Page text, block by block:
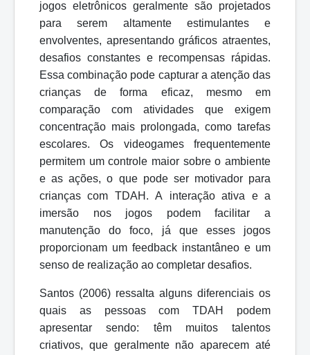
jogos eletrônicos geralmente são projetados
para
serem
altamente estimulantes e
envolventes, apresentando gráficos atraentes,
desafios constantes e recompensas rápidas.
Essa combinação pode capturar a atenção das
crianças de forma
eficaz, mesmo
em
comparação
com atividades que
exigem
concentração mais prolongada, como tarefas
escolares. Os videogames frequentemente
permitem um controle maior sobre o ambiente
e as ações, o que pode ser motivador para
crianças com TDAH. A interação ativa e a
imersão
nos jogos podem facilitar
a
manutenção
do foco, já que esses jogos
proporcionam um feedback instantâneo e um
senso de realização ao completar desafios.
Santos (2006) ressalta alguns diferenciais os
quais as pessoas com TDAH podem
apresentar sendo: têm muitos talentos
criativos, que geralmente não aparecem até